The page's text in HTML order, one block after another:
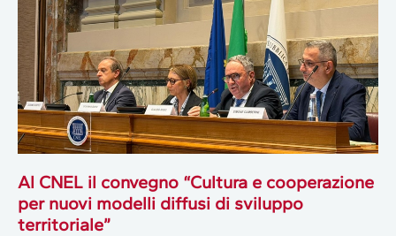
Al CNEL il convegno “Cultura e cooperazione
per nuovi modelli diffusi di sviluppo
territoriale”